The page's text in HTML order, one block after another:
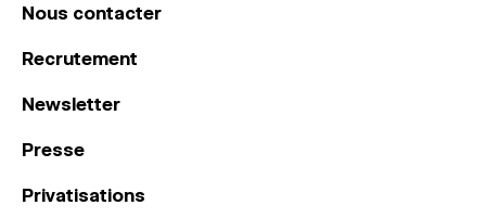
Nous contacter
Recrutement
Newsletter
Presse
Privatisations